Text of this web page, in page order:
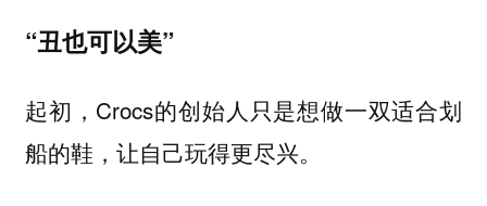
“丑也可以美”
起初，Crocs的创始人只是想做一双适合划
船的鞋，让自己玩得更尽兴。